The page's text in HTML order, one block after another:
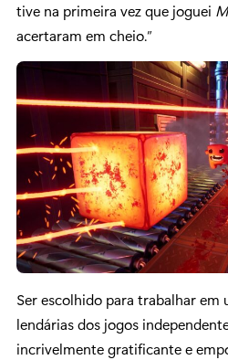
tive na primeira vez que joguei
acertaram em cheio.”
Ser escolhido para trabalhar em
lendárias dos jogos
incrivelmente gratificante e